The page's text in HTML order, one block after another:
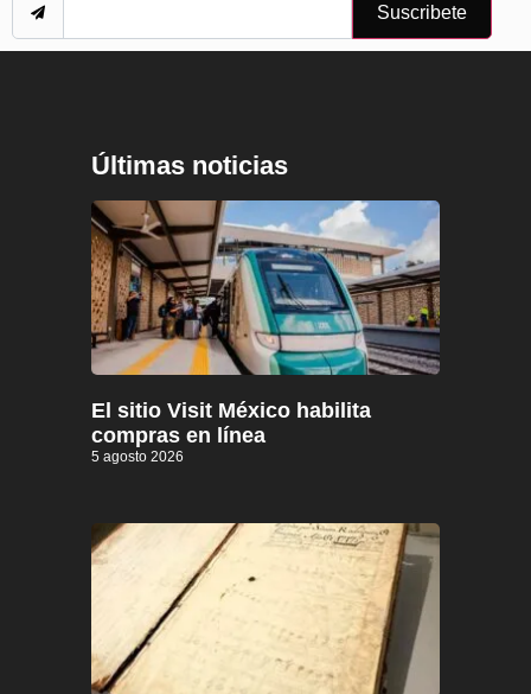
Suscribete
Últimas noticias
El sitio Visit México habilita
compras en línea
5 agosto 2026